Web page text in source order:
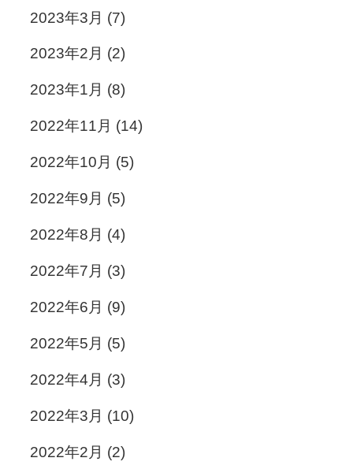
2023年3月 (7)
2023年2月 (2)
2023年1月 (8)
2022年11月 (14)
2022年10月 (5)
2022年9月 (5)
2022年8月 (4)
2022年7月 (3)
2022年6月 (9)
2022年5月 (5)
2022年4月 (3)
2022年3月 (10)
2022年2月 (2)